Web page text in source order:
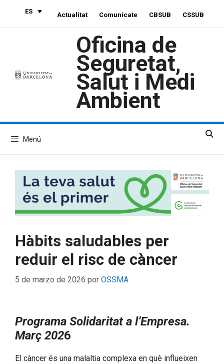
ES Actualitat Comunícate CBSUB CSSUB
Oficina de
Seguretat,
Salut i Medi
Ambient
Menú
Hàbits saludables per
reduir el risc de càncer
5 de marzo de 2026 por OSSMA
Programa Solidaritat a l’Empresa.
Març 2026
El càncer és una malaltia complexa en què influeixen